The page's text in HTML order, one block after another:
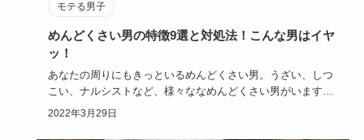
モテる男子
めんどくさい男の特徴9選と対処法！こんな男はイヤ
ッ！
あなたの周りにもきっといるめんどくさい男。うざい、しつ
こい、ナルシストなど、様々ななめんどくさい男がいます
が、そんな男たち…
2022年3月29日